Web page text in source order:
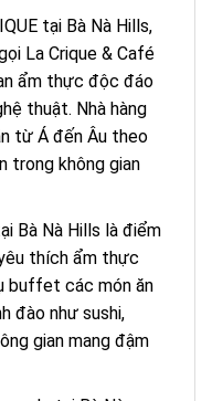
tại Bà Nà Hills,
La Crique & Café
ẩm thực độc đáo
thuật. Nhà hàng
từ Á đến Âu theo
trong không gian
Bà Nà Hills là điểm
thích ẩm thực
buffet các món ăn
đào như sushi,
gian mang đậm